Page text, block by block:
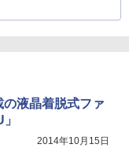
液晶着脱式ファ
2014年10月15日